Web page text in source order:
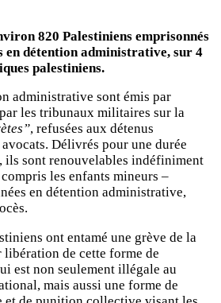
820 Palestiniens emprisonnés
en détention administrative, sur 4
palestiniens.
administrative sont émis par
les tribunaux militaires sur la
, refusées aux détenus
Délivrés pour une durée
ils sont renouvelables indéfiniment
les enfants mineurs –
en détention administrative,
ont entamé une grève de la
de cette forme de
est non seulement illégale au
mais aussi une forme de